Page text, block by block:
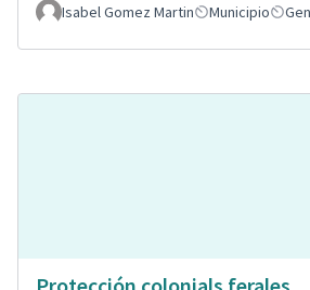
Isabel Gomez Martin Municipio